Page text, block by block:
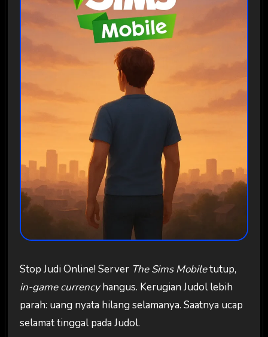
Stop Judi Online! Server The Sims Mobiletutup,
in-game currencyhangus. Kerugian Judol lebih
parah: uang nyata hilang selamanya. Saatnya ucap
selamat tinggal pada Judol.